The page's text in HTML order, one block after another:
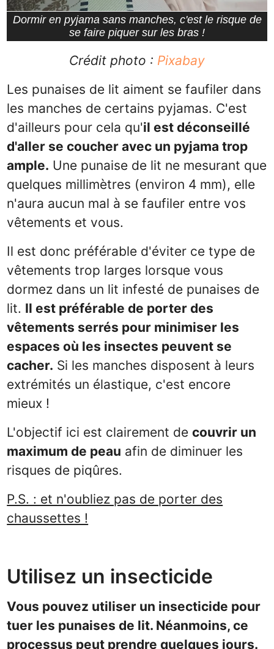
Dormir en pyjama sans manches, c'est le risque de
se faire piquer sur les bras !
Crédit photo : Pixabay
Les punaises de lit aiment se faufiler dans
les manches de certains pyjamas. C'est
d'ailleurs pour cela qu'il est déconseillé
d'aller se coucher avec un pyjama trop
ample. Une punaise de lit ne mesurant que
quelques millimètres (environ 4 mm), elle
n'aura aucun mal à se faufiler entre vos
vêtements et vous.
Il est donc préférable d'éviter ce type de
vêtements trop larges lorsque vous
dormez dans un lit infesté de punaises de
lit. Il est préférable de porter des
vêtements serrés pour minimiser les
espaces où les insectes peuvent se
cacher. Si les manches disposent à leurs
extrémités un élastique, c'est encore
mieux !
L'objectif ici est clairement decouvrir un
maximum de peau afin de diminuer les
risques de piqûres.
P.S. : et n'oubliez pas de porter des
chaussettes !
Utilisez un insecticide
Vous pouvez utiliser un insecticide pour
tuer les punaises de lit. Néanmoins, ce
processus peut prendre quelques jours.